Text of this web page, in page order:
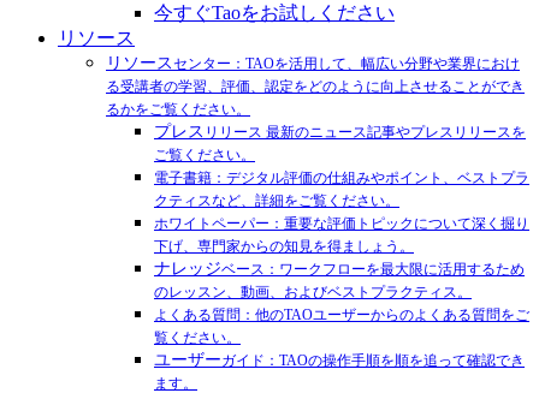
今すぐTaoをお試しください
リソース
リソースセンター：TAOを活用して、幅広い分野や業界におけ
る受講者の学習、評価、認定をどのように向上させることができ
るかをご覧ください。
プレス リリース 最新のニュース記事やプレスリリースを
ご覧ください。
電子書籍：デジタル評価の仕組みやポイント、ベストプラ
クティスなど、詳細をご覧ください。
ホワイトペーパー：重要な評価トピックについて深く掘り
下げ、専門家からの知見を得ましょう。
ナレッジベース：ワークフローを最大限に活用するため
のレッスン、動画、およびベストプラクティス。
よくある質問：他のTAOユーザーからのよくある質問をご
覧ください。
ユーザーガイド：TAOの操作手順を順を追って確認でき
ます。